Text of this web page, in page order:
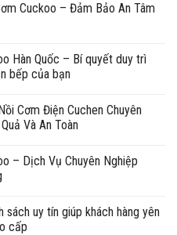
Cuckoo – Đảm Bảo An Tâm
Hàn Quốc – Bí quyết duy trì
bếp của bạn
Cơm Điện Cuchen Chuyên
Và An Toàn
– Dịch Vụ Chuyên Nghiệp
sách uy tín giúp khách hàng yên
cấp